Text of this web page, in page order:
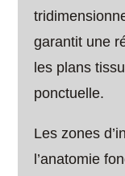
garantit une
les plans
ponctuelle.
Les zones
l’anatomie